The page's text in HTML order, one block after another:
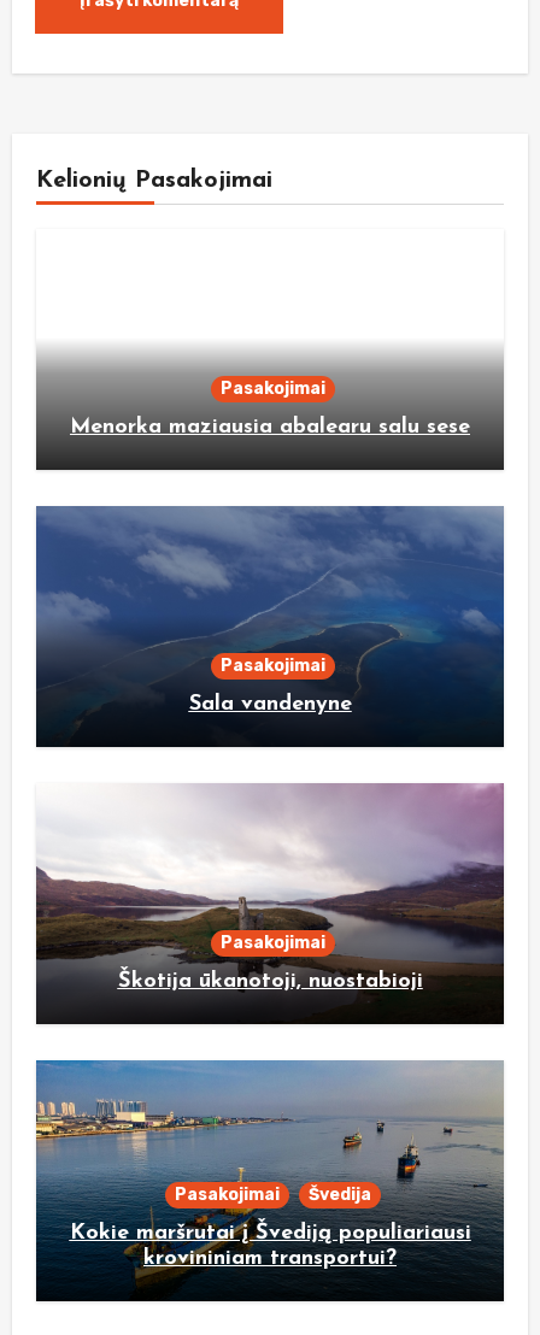
Kelionių Pasakojimai
Pasakojimai
Menorka maziausia abalearu salu sese
Pasakojimai
Sala vandenyne
Pasakojimai
Škotija ūkanotoji, nuostabioji
Pasakojimai Švedija
Kokie maršrutai į Švediją populiariausi
krovininiam transportui?